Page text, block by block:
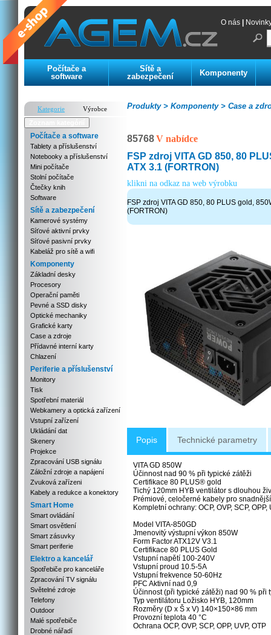
O nás
Počítače a
software
Sítě a
zabezpečení
Komponenty
Kategorie
Výrobce
Počítače a software
Tablety a příslušenství
Notebooky a příslušenství
Mini počítače
Stolní počítače
Čtečky knih
Software
Sítě a zabezpečení
Kamerové systémy
Síťové aktivní prvky
Síťové pasivní prvky
Kabeláž pro sítě a wifi
Komponenty
Základní desky
Procesory
Operační paměti
Pevné a SSD disky
Optické mechaniky
Grafické karty
Case a zdroje
Přídavné interní karty
Chlazení
Periferie a příslušenství
Monitory
Tisk
Spotřební materiál
Webkamery a optická zařízení
Vstupní zařízení
Ukládání dat
Skenery
Projekce
Zpracování USB signálu
Záložní zdroje a napájení
Zvuková zařízeni
Kabely a redukce a konektory
Smart Home
Smart ovládání
Smart osvětlení
Smart zásuvky
Smart periferie
Elektro a kancelář
Spotřebiče pro kanceláře
Zpracování TV signálu
Světelné zdroje
Telefony
Outdoor
Malé spotřebiče
Drobné nářadí
Case a
Komponenty >
Produkty >
85768V nabídce
FSP zdroj VITA GD 850, 80
ATX 3.1 (FORTRON)
klikni na odkaz na web výrobku
FSP zdroj VITA GD 850, 80 PLUS gold,
(FORTRON)
Popis Technické parametry
VITA GD 850W
Účinnost nad 90 % při typické zátěži
Certifikace 80 PLUS® gold
Tichý 120mm HYB ventilátor s dlouhou
Prémiové, celočerné kabely pro
Kompletní ochrany: OCP, OVP, SCP, OPP,
Model VITA-850GD
Jmenovitý výstupní výkon 850W
Form Factor ATX12V V3.1
Certifikace 80 PLUS Gold
Vstupní napětí 100-240V
Vstupní proud 10.5-5A
Vstupní frekvence 50-60Hz
PFC Aktivní nad 0,9
Účinnost (při typické zátěži) nad 90 % při
Typ ventilátoru Ložisko HYB, 120mm
Rozměry (D x Š x V) 140×150×86 mm
Provozní teplota 40 °C
Ochrana OCP, OVP, SCP, OPP, UVP, OTP